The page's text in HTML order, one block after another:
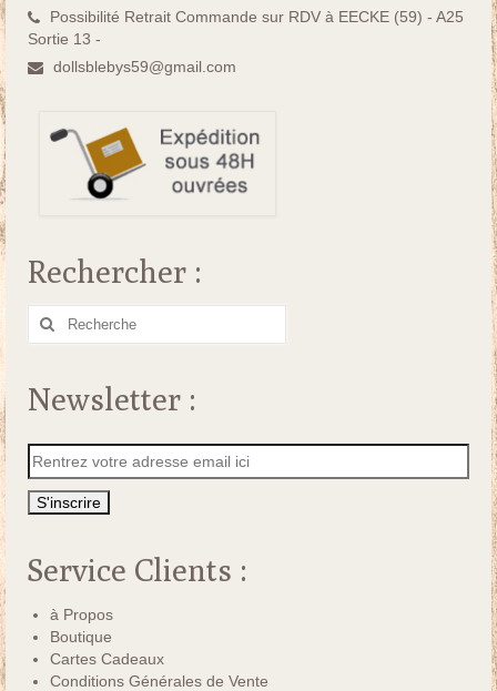
Possibilité Retrait Commande sur RDV à EECKE (59) - A25
Sortie 13 -
dollsblebys59@gmail.com
Rechercher :
Rechercher
Newsletter :
Service Clients :
à Propos
Boutique
Cartes Cadeaux
Conditions Générales de Vente